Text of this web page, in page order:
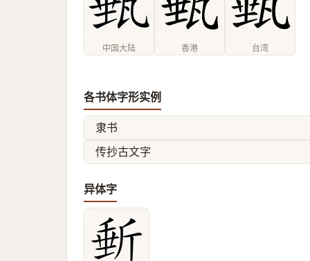
中国大陆 香港 台湾
各书体字形实例
隶书
传抄古文字
异体字